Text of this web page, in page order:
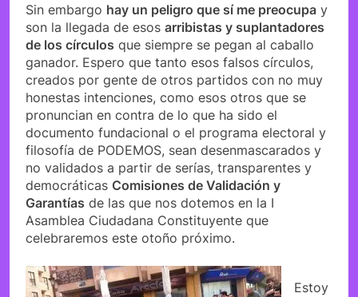
Sin embargo hay un peligro que sí me preocupa y
son la llegada de esos arribistas y suplantadores
de los círculos que siempre se pegan al caballo
ganador. Espero que tanto esos falsos círculos,
creados por gente de otros partidos con no muy
honestas intenciones, como esos otros que se
pronuncian en contra de lo que ha sido el
documento fundacional o el programa electoral y
filosofía de PODEMOS, sean desenmascarados y
no validados a partir de serías, transparentes y
democráticas Comisiones de Validación y
Garantías de las que nos dotemos en la I
Asamblea Ciudadana Constituyente que
celebraremos este otoño próximo.
Estoy